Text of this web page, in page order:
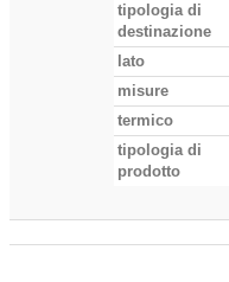
tipologia di
destinazione
lato
misure
termico
tipologia di
prodotto